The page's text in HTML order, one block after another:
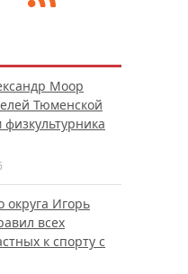
Моор
Тюменской
округа Игорь
всех
к спорту с